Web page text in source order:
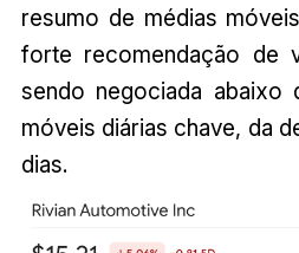
resumo de médias
forte recomendação de
sendo negociada abaixo
móveis diárias chave, da
dias.